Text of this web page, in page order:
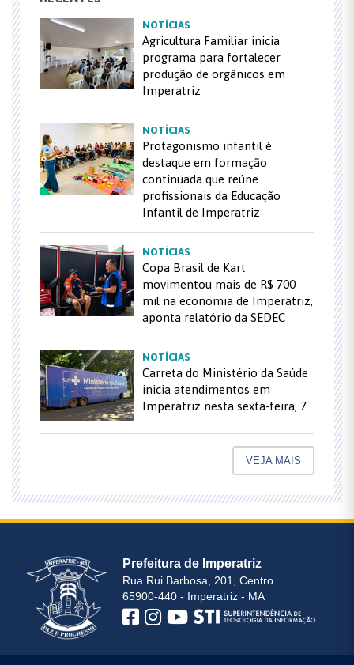
NOTÍCIAS
Agricultura Familiar inicia
programa para fortalecer
produção de orgânicos em
Imperatriz
NOTÍCIAS
Protagonismo infantil é
destaque em formação
continuada que reúne
profissionais da Educação
Infantil de Imperatriz
NOTÍCIAS
Copa Brasil de Kart
movimentou mais de R$ 700
mil na economia de Imperatriz,
aponta relatório da SEDEC
NOTÍCIAS
Carreta do Ministério da Saúde
inicia atendimentos em
Imperatriz nesta sexta-feira, 7
VEJA MAIS
Prefeitura de Imperatriz
Rua Rui Barbosa, 201, Centro
65900-440 - Imperatriz - MA